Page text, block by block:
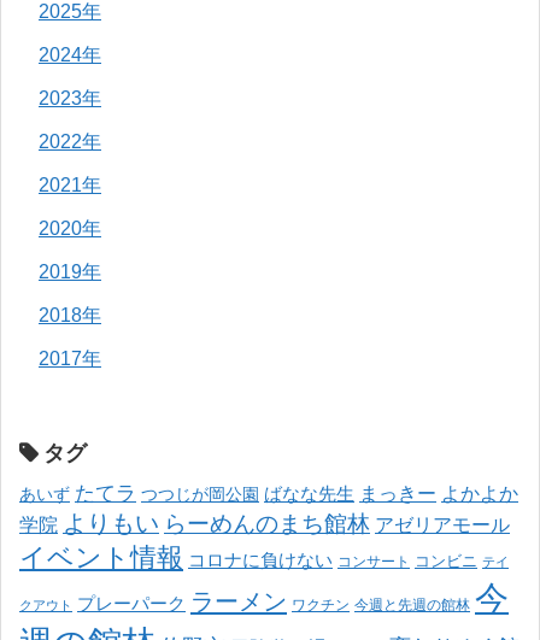
2025年
2024年
2023年
2022年
2021年
2020年
2019年
2018年
2017年
タグ
あいず たてラ つつじが岡公園 ばなな先生 まっきー よかよか
学院 よりもい らーめんのまち館林 アゼリアモール
イベント情報 コロナに負けない コンサート コンビニ テイ
クアウト プレーパーク ラーメン ワクチン 今週と先週の館林 今